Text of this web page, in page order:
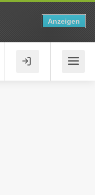
Anzeigen